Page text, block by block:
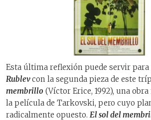
Esta última reflexión puede servir
Rublevcon la segunda pieza de este
membrillo (Víctor Erice, 1992), una
la película de Tarkovski, pero cuyo
radicalmente opuesto. El sol del